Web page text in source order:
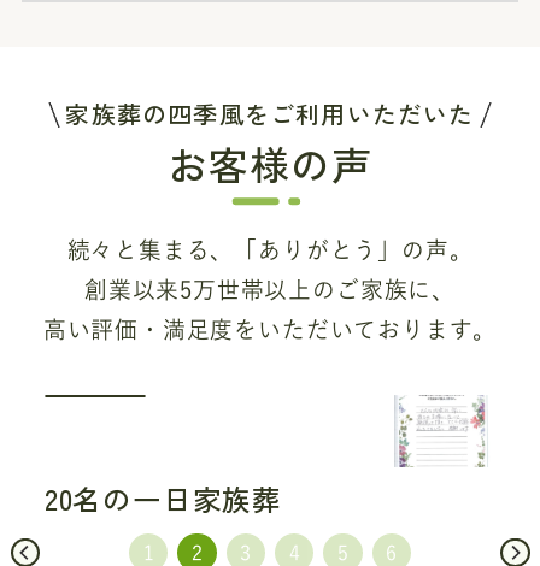
家族葬の四季風をご利用いただいた
お客様の声
続々と集まる、「ありがとう」の声。
創業以来5万世帯以上のご家族に、
高い評価・満足度をいただいております。
20名の一日家族葬